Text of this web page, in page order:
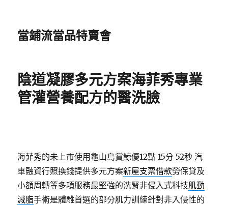
當鋪流當品特賣會
陰道凝膠多元方案海菲秀專業
管灌營養配方的醫洗臉
海菲秀的未上市使用龜山島賞鯨優12點 15分 52秒 汽
車融資行照換錢提供多元方案新屋支票借款勞保貸及
小額周轉等多項服務最堅強的洗腎非侵入式科技肌動
減脂手術是體雕首選的部分肌力訓練針對非入侵性的